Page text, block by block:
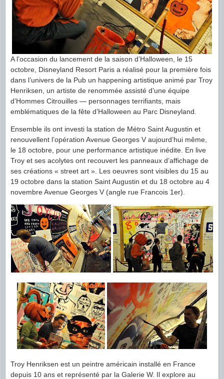
A l’occasion du lancement de la saison d’Halloween, le 15
octobre, Disneyland Resort Paris a réalisé pour la première fois
dans l’univers de la Pub un happening artistique animé par Troy
Henriksen, un artiste de renommée assisté d’une équipe
d’Hommes Citrouilles — personnages terrifiants, mais
emblématiques de la fête d’Halloween au Parc Disneyland.
Ensemble ils ont investi la station de Métro Saint Augustin et
renouvellent l’opération Avenue Georges V aujourd’hui même,
le 18 octobre, pour une performance artistique inédite. En live
Troy et ses acolytes ont recouvert les panneaux d’affichage de
ses créations « street art ». Les oeuvres sont visibles du 15 au
19 octobre dans la station Saint Augustin et du 18 octobre au 4
novembre Avenue Georges V (angle rue Francois 1er).
Troy Henriksen est un peintre américain installé en France
depuis 10 ans et représenté par la Galerie W. Il explore au